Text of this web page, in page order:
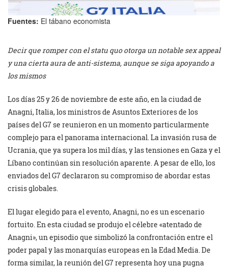
Fuentes: El tábano economista
Decir que romper con el statu quo otorga un notable sex appeal
y una cierta aura de anti-sistema, aunque se siga apoyando a
los mismos
Los días 25 y 26 de noviembre de este año, en la ciudad de
Anagni, Italia, los ministros de Asuntos Exteriores de los
países del G7 se reunieron en un momento particularmente
complejo para el panorama internacional. La invasión rusa de
Ucrania, que ya supera los mil días, y las tensiones en Gaza y el
Líbano continúan sin resolución aparente. A pesar de ello, los
enviados del G7 declararon su compromiso de abordar estas
crisis globales.
El lugar elegido para el evento, Anagni, no es un escenario
fortuito. En esta ciudad se produjo el célebre «atentado de
Anagni», un episodio que simbolizó la confrontación entre el
poder papal y las monarquías europeas en la Edad Media. De
forma similar, la reunión del G7 representa hoy una pugna